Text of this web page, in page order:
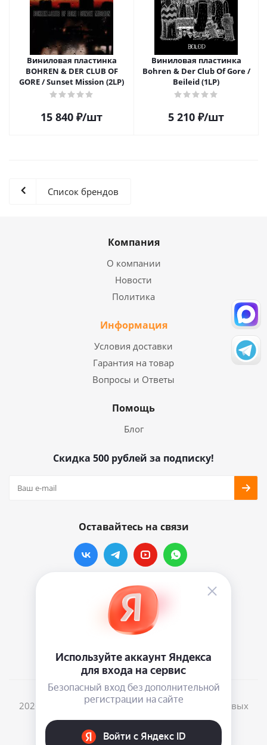
Виниловая пластинка
BOHREN & DER CLUB OF
GORE / Sunset Mission (2LP)
15 840 ₽/шт
Виниловая пластинка
Bohren & Der Club Of Gore /
Beileid (1LP)
5 210 ₽/шт
Список брендов
Компания
О компании
Новости
Политика
Информация
Условия доставки
Гарантия на товар
Вопросы и Ответы
Помощь
Блог
Скидка 500 рублей за подписку!
Оставайтесь на связи
Наши контакты
info@vinylmarkt.ru
2026 © Винилмаркт - интернет-магазин виниловых
пластинок